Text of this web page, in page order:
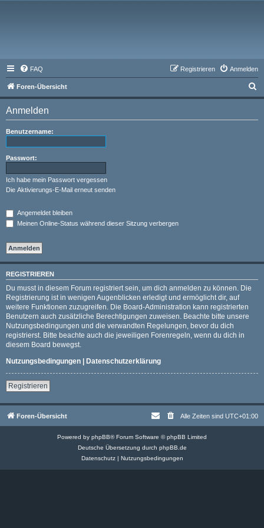
FAQ Anmelden
Registrieren
Foren-Übersicht
u
Anmelden
Benutzername:
Passwort:
Ich habe mein Passwort vergessen
Die Aktivierungs-E-Mail erneut senden
Angemeldet bleiben
Meinen Online-Status während dieser Sitzung verbergen
REGISTRIEREN
Du musst in diesem Forum registriert sein, um dich anmelden zu können. Die
Registrierung ist in wenigen Augenblicken erledigt und ermöglicht dir, auf
weitere Funktionen zuzugreifen. Die Board-Administration kann registrierten
Benutzern auch zusätzliche Berechtigungen zuweisen. Beachte bitte unsere
Nutzungsbedingungen und die verwandten Regelungen, bevor du dich
registrierst. Bitte beachte auch die jeweiligen Forenregeln, wenn du dich in
diesem Board bewegst.
Nutzungsbedingungen | Datenschutzerklärung
Registrieren
Foren-Übersicht Alle Zeiten sind UTC+01:00
Powered by phpBB® Forum Software © phpBB Limited
Deutsche Übersetzung durch phpBB.de
Datenschutz| Nutzungsbedingungen